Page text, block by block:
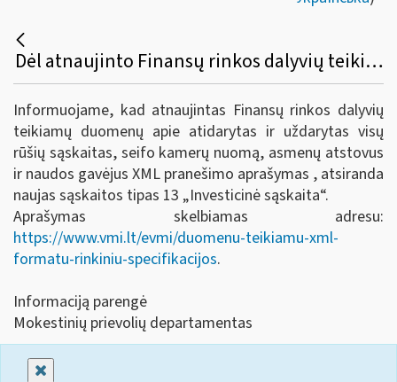
Dėl atnaujinto Finansų rinkos dalyvių teikiamų duomenų apie atidarytas ir uždarytas visų rūšių sąskaitas, seifo kamerų nuomą, asmenų atstovus ir naudos gavėjus XML pranešimo aprašymo.
Informuojame, kad atnaujintas Finansų rinkos dalyvių
teikiamų duomenų apie atidarytas ir uždarytas visų
rūšių sąskaitas, seifo kamerų nuomą, asmenų atstovus
ir naudos gavėjus XML pranešimo aprašymas , atsiranda
naujas sąskaitos tipas 13 „Investicinė sąskaita“.
Aprašymas skelbiamas adresu:
https://www.vmi.lt/evmi/duomenu-teikiamu-xml-
formatu-rinkiniu-specifikacijos.
Informaciją parengė
Mokestinių prievolių departamentas